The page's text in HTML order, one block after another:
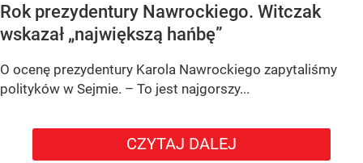
Rok prezydentury Nawrockiego. Witczak
wskazał „największą hańbę”
O ocenę prezydentury Karola Nawrockiego zapytaliśmy
polityków w Sejmie. – To jest najgorszy...
CZYTAJ DALEJ